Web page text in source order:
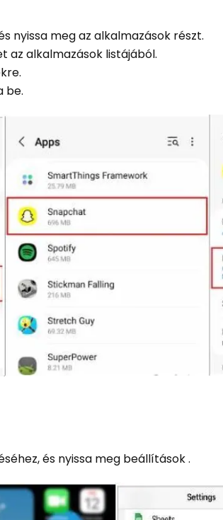
nyissa meg az alkalmazások részt.
az alkalmazások listájából.
be.
és nyissa meg beállítások .